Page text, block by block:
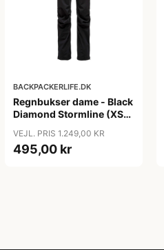
BACKPACKERLIFE.DK
Regnbukser dame - Black
Diamond Stormline (XS
VEJL. PRIS 1.249,00 KR
495,00 kr